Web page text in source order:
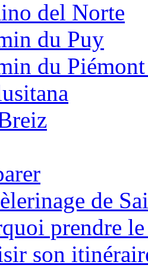
del Norte
du Puy
du
de
prendre
son